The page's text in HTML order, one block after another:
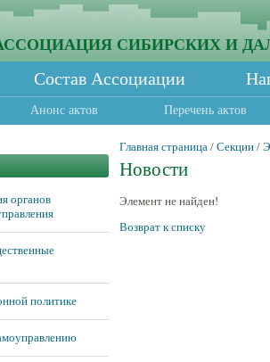
СИБИРСКИХ И
Состав Ассоциации
Анонс актов Перечень актов
органов
политике
Главная страница / Секции /
Новости
Элемент не найден!
Возврат к списку